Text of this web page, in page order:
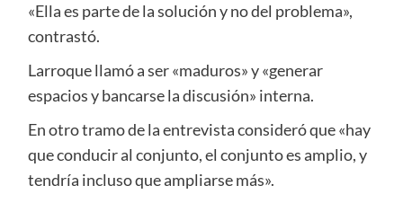
«Ella es parte de la solución y no del problema»,
contrastó.
Larroque llamó a ser «maduros» y «generar
espacios y bancarse la discusión» interna.
En otro tramo de la entrevista consideró que «hay
que conducir al conjunto, el conjunto es amplio, y
tendría incluso que ampliarse más».